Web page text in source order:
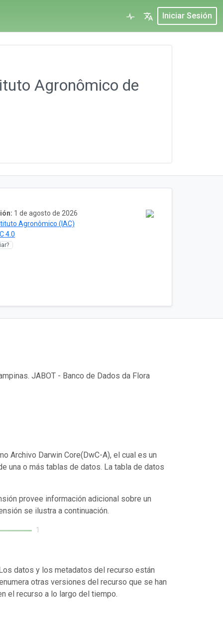
Iniciar Sesión
Agronômico de
1 de agosto de 2026
Agronômico (IAC)
4.0
JABOT - Banco de Dados da Flora
Archivo Darwin Core(DwC-A), el cual es un
una o más tablas de datos. La tabla de datos
provee información adicional sobre un
se ilustra a continuación.
1
datos y los metadatos del recurso están
otras versiones del recurso que se han
el recurso a lo largo del tiempo.